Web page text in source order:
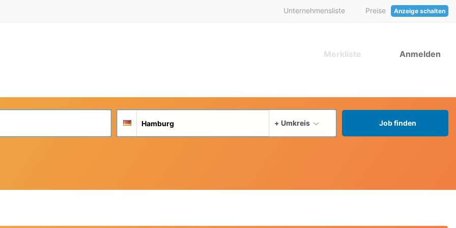
Anzeige schalten
Unternehmensliste Preise
Anmelden
Merkliste
Deutschland
+ Umkreis
aktuellen Ort verwenden
Job finden